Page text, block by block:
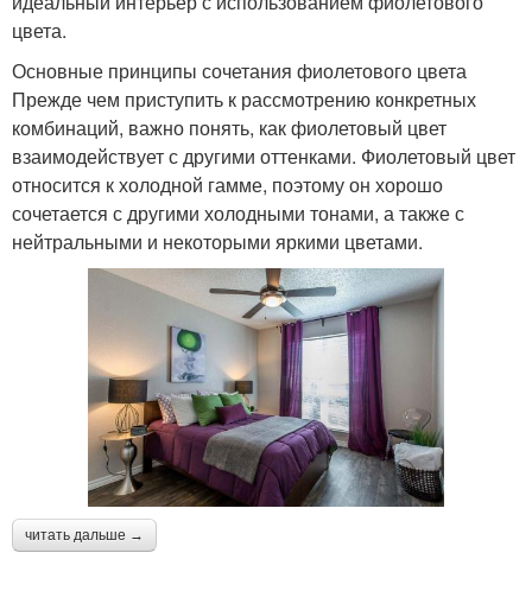
цвета.
Основные принципы сочетания фиолетового цвета
Прежде чем приступить к рассмотрению конкретных
комбинаций, важно понять, как фиолетовый цвет
взаимодействует с другими оттенками. Фиолетовый цвет
относится к холодной гамме, поэтому он хорошо
сочетается с другими холодными тонами, а также с
нейтральными и некоторыми яркими цветами.
читать дальше →